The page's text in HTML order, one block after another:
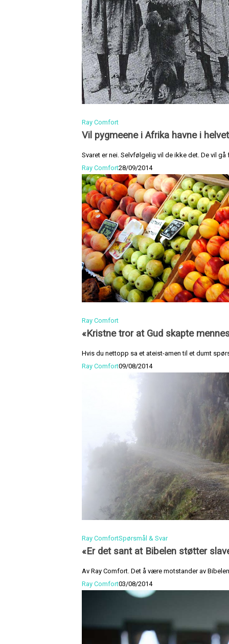
Ray Comfort
Vil pygmeene i Afrika havne i
Svaret er nei. Selvfølgelig vil de ikke det. De vil
Ray Comfort28/09/2014
Ray Comfort
«Kristne tror at Gud skapte
Hvis du nettopp sa et ateist-amen til et dumt
Ray Comfort09/08/2014
Ray ComfortSpørsmål & Svar
«Er det sant at Bibelen støtter
Av Ray Comfort. Det å være motstander av
Ray Comfort03/08/2014